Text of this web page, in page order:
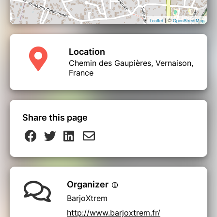
Leaflet | © OpenStreetMap
Location
Chemin des Gaupières, Vernaison,
France
Share this page
Organizer
BarjoXtrem
http://www.barjoxtrem.fr/